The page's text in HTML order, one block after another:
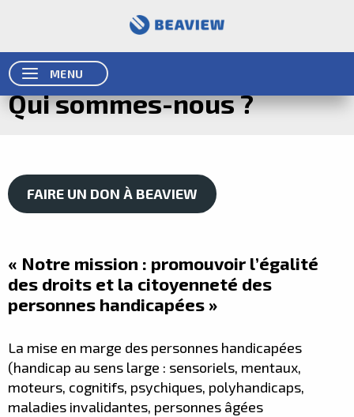
MENU
Qui sommes-nous ?
FAIRE UN DON À BEAVIEW
« Notre mission : promouvoir l’égalité
des droits et la citoyenneté des
personnes handicapées »
La mise en marge des personnes handicapées
(handicap au sens large : sensoriels, mentaux,
moteurs, cognitifs, psychiques, polyhandicaps,
maladies invalidantes, personnes âgées